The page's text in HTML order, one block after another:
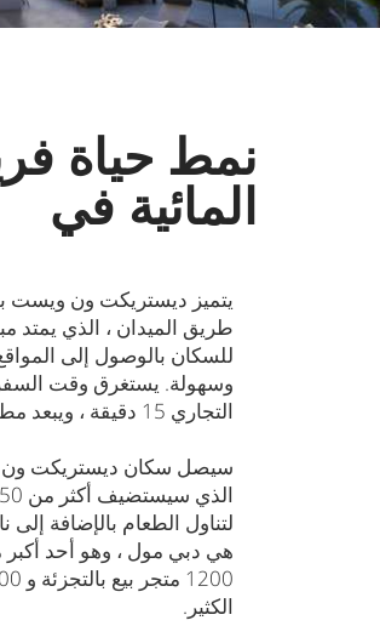
نمط حياة
المائية في
يتميز ديستريكت ون ويست
طريق الميدان ، الذي يمتد
للسكان بالوصول إلى
وسهولة. يستغرق وقت
التجاري 15 دقيقة ، ويبعد مطار دبي الدولي 20 دقيقة.
سيصل سكان ديستريكت ون
لتناول الطعام بالإضافة
هي دبي مول ، وهو أحد أكبر
الكثير.